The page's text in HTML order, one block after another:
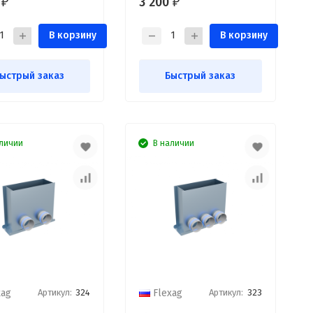
В корзину
заказ
2 выхода FLD
В корзину
Быстрый заказ
Артикул: 324
В наличии
Flexag Артикул: 323